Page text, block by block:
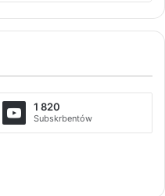
1 820
Subskrbentów